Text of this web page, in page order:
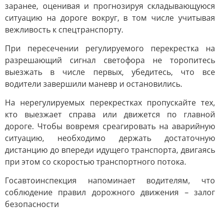
заранее, оценивая и прогнозируя складывающуюся
ситуацию на дороге вокруг, в том числе учитывая
вежливость к спецтранспорту.
При пересечении регулируемого перекрестка на
разрешающий сигнал светофора не торопитесь
выезжать в числе первых, убедитесь, что все
водители завершили маневр и остановились.
На нерегулируемых перекрестках пропускайте тех,
кто выезжает справа или движется по главной
дороге. Чтобы вовремя среагировать на аварийную
ситуацию, необходимо держать достаточную
дистанцию до впереди идущего транспорта, двигаясь
при этом со скоростью транспортного потока.
Госавтоинспекция напоминает водителям, что
соблюдение правил дорожного движения – залог
безопасности